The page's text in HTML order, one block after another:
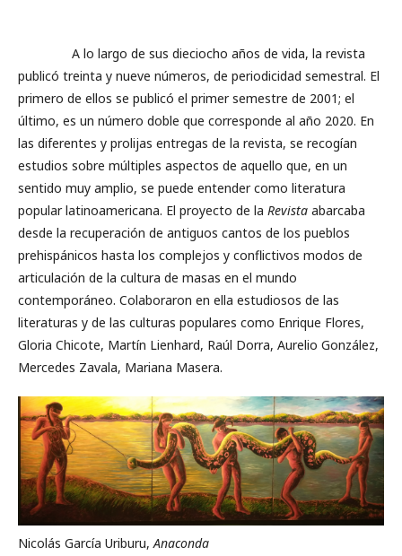
A lo largo de sus dieciocho años de vida, la revista
publicó treinta y nueve números, de periodicidad semestral. El
primero de ellos se publicó el primer semestre de 2001; el
último, es un número doble que corresponde al año 2020. En
las diferentes y prolijas entregas de la revista, se recogían
estudios sobre múltiples aspectos de aquello que, en un
sentido muy amplio, se puede entender como literatura
popular latinoamericana. El proyecto de la Revista abarcaba
desde la recuperación de antiguos cantos de los pueblos
prehispánicos hasta los complejos y conflictivos modos de
articulación de la cultura de masas en el mundo
contemporáneo. Colaboraron en ella estudiosos de las
literaturas y de las culturas populares como Enrique Flores,
Gloria Chicote, Martín Lienhard, Raúl Dorra, Aurelio González,
Mercedes Zavala, Mariana Masera.
Nicolás García Uriburu, Anaconda